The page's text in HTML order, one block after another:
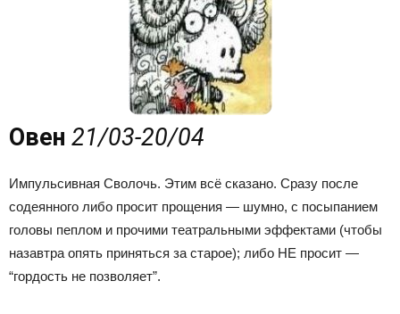
Овен 21/03-20/04
Импульсивная Сволочь. Этим всё сказано. Сразу после
содеянного либо просит прощения — шумно, с посыпанием
головы пеплом и прочими театральными эффектами (чтобы
назавтра опять приняться за старое); либо НЕ просит —
“гордость не позволяет”.